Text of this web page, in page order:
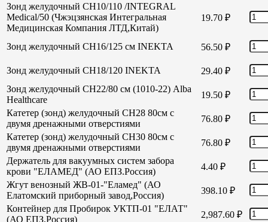
Зонд желудочный СН10/110 /INTEGRAL
Medical/50 (Чжэцзянская Интегральная
Медицинская Компания ЛТД,Китай)
19.70 ₽
Зонд желудочный СН16/125 см INEKTA 56.50 ₽
Зонд желудочный СН18/120 INEKTA 29.40 ₽
Зонд желудочный СН22/80 см (1010-22) Alba
Healthcare
19.50 ₽
Катетер (зонд) желудочный СН28 80см с
двумя дренажными отверстиями
76.80 ₽
Катетер (зонд) желудочный СН30 80см с
двумя дренажными отверстиями
76.80 ₽
Держатель для вакуумных систем забора
крови "ЕЛАМЕД" (АО ЕПЗ.Россия)
4.40 ₽
Жгут венозный ЖВ-01-"Еламед" (АО
Елатомский приборный завод,Россия)
398.10 ₽
Контейнер для Пробирок УКТП-01 "ЕЛАТ"
(АО ЕПЗ,Россия)
2,987.60 ₽